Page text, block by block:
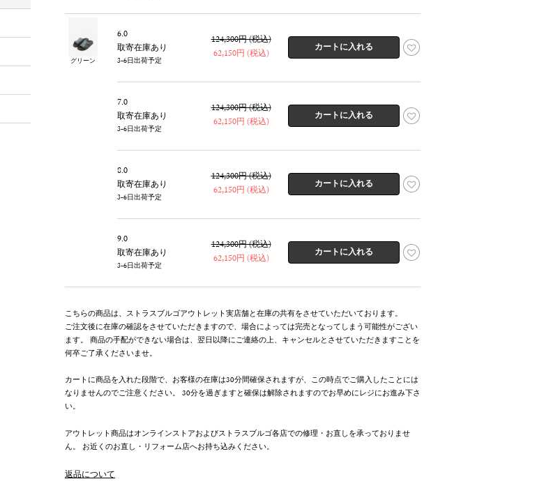
グリーン
6.0
取寄在庫あり
3-6日出荷予定
124,300円 (税込)
62,150円 (税込)
7.0
取寄在庫あり
3-6日出荷予定
124,300円 (税込)
62,150円 (税込)
8.0
取寄在庫あり
3-6日出荷予定
124,300円 (税込)
62,150円 (税込)
9.0
取寄在庫あり
3-6日出荷予定
124,300円 (税込)
62,150円 (税込)
こちらの商品は、ストラスブルゴアウトレット実店舗と在庫の共有をさせていただいております。
ご注文後に在庫の確認をさせていただきますので、場合によっては完売となってしまう可能性がござい
ます。 商品の手配ができない場合は、翌日以降にご連絡の上、キャンセルとさせていただきますことを
何卒ご了承くださいませ。
カートに商品を入れた段階で、お客様の在庫は30分間確保されますが、この時点でご購入したことには
なりませんのでご注意ください。 30分を過ぎますと確保は解除されますのでお早めにレジにお進み下さ
い。
アウトレット商品はオンラインストアおよびストラスブルゴ各店での修理・お直しを承っておりませ
ん。 お近くのお直し・リフォーム店へお持ち込みください。
返品について